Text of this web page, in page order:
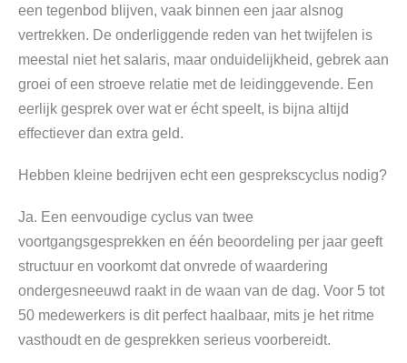
een tegenbod blijven, vaak binnen een jaar alsnog
vertrekken. De onderliggende reden van het twijfelen is
meestal niet het salaris, maar onduidelijkheid, gebrek aan
groei of een stroeve relatie met de leidinggevende. Een
eerlijk gesprek over wat er écht speelt, is bijna altijd
effectiever dan extra geld.
Hebben kleine bedrijven echt een gesprekscyclus nodig?
Ja. Een eenvoudige cyclus van twee
voortgangsgesprekken en één beoordeling per jaar geeft
structuur en voorkomt dat onvrede of waardering
ondergesneeuwd raakt in de waan van de dag. Voor 5 tot
50 medewerkers is dit perfect haalbaar, mits je het ritme
vasthoudt en de gesprekken serieus voorbereidt.